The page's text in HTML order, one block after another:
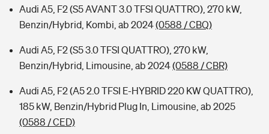
Audi A5, F2 (S5 AVANT 3.0 TFSI QUATTRO), 270 kW,
Benzin/Hybrid, Kombi, ab 2024(0588 / CBQ)
Audi A5, F2 (S5 3.0 TFSI QUATTRO), 270 kW,
Benzin/Hybrid, Limousine, ab 2024(0588 / CBR)
Audi A5, F2 (A5 2.0 TFSI E-HYBRID 220 KW QUATTRO),
185 kW, Benzin/Hybrid Plug In, Limousine, ab 2025
(0588 / CED)